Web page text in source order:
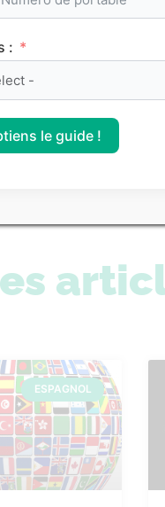
ESPAGNOL
:
le guide !